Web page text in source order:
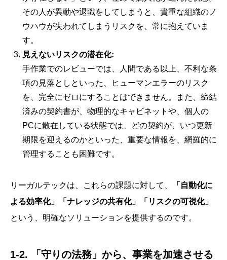
その人が異動や退職をしてしまうと、貴重な組織のノ
ウハウが失われてしまうリスクを、常に抱えていま
す。
見えないリスクの潜在化:
手作業でのレビューでは、人間である以上、不利な条
項の見落としといった、ヒューマンエラーのリスク
を、完全にゼロにすることはできません。また、締結
済みの契約書が、物理的なキャビネットや、個人の
PCに散在している状態では、どの契約が、いつ更新
期限を迎えるのかといった、重要な情報を、網羅的に
管理することも困難です。
リーガルテックは、これらの課題に対して、
「自動化に
よる効率化」「ナレッジの共有化」「リスクの可視化」
という、明確なソリューションを提供するのです。
1-2. 「守りの法務」から、事業を加速させる